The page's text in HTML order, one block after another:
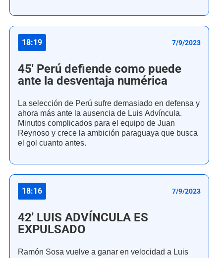
18:19 7/9/2023
45' Perú defiende como puede
ante la desventaja numérica
La selección de Perú sufre demasiado en defensa y
ahora más ante la ausencia de Luis Advíncula.
Minutos complicados para el equipo de Juan
Reynoso y crece la ambición paraguaya que busca
el gol cuanto antes.
18:16 7/9/2023
42' LUIS ADVÍNCULA ES
EXPULSADO
Ramón Sosa vuelve a ganar en velocidad a Luis